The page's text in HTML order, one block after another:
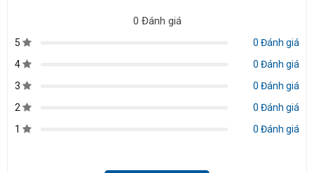
0 Đánh giá
5
0 Đánh giá
4
0 Đánh giá
3
0 Đánh giá
2
0 Đánh giá
1
0 Đánh giá